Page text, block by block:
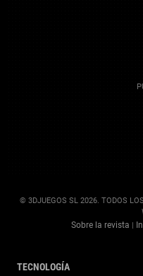
© 3DJUEGOS SL 2026. TODOS
Sobre la revista |
TECNOLOGÍA